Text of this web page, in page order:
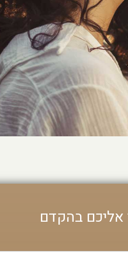
אליכם בהקדם